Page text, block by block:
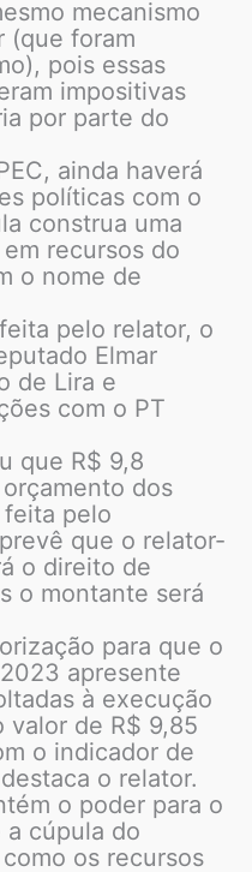
mecanismo
(que foram
pois essas
impositivas
por parte do
ainda haverá
políticas com o
construa uma
recursos do
o nome de
pelo relator, o
Elmar
de Lira e
com o PT
que R$ 9,8
dos
pelo
que o relator-
o direito de
o montante será
para que o
apresente
à execução
valor de R$ 9,85
o indicador de
o relator.
o poder para o
a cúpula do
os recursos